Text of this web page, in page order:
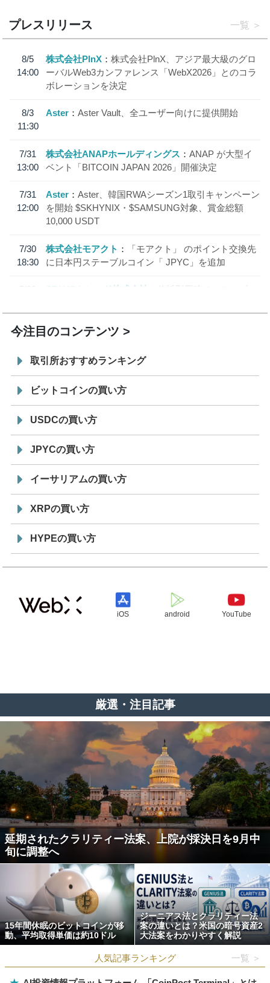
プレスリリース 一覧
8/5
14:00
株式会社PlnX
株式会社PlnX、アジア最大級のグロ
ーバルWeb3カンファレンス「WebX2026」とのコラ
ボレーションを決定
8/3
11:30
Aster Aster Vault、全ユーザー向けに提供開始
7/31
13:00
株式会社ANAPホールディングス
ANAP が大型イ
ベント「BITCOIN JAPAN 2026」開催決定
7/31
12:00
Aster
Aster、韓国RWAシーズン1取引キャンペーン
を開始 $SKHYNIX・$SAMSUNG対象、賞金総額
10,000 USDT
7/30
18:30
株式会社モアクト
「モアクト」 のポイント交換先
に日本円ステーブルコイン「 JPYC」を追加
7/29
SBI VCトレード株式会社
信託型円建てステーブル
今注目のコンテンツ
取引所おすすめランキング
ビットコインの買い方
USDCの買い方
JPYCの買い方
イーサリアムの買い方
XRPの買い方
HYPEの買い方
iOS android YouTube
厳選・注目記事
延期されたクラリティー法案、上院が採決日を9月中
旬に調整へ
15年間休眠のビットコインが移
動、平均取得単価は約10ドル
ジーニアス法とクラリティー法
案の違いとは？米国の暗号資産2
大法案をわかりやすく解説
人気記事ランキング 一覧 ＞